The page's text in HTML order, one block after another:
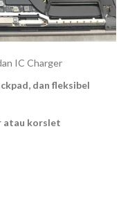
IC Charger
dan fleksibel
atau korslet